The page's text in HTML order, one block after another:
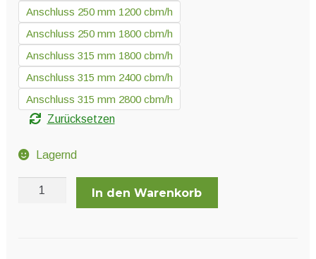
Anschluss 250 mm 1200 cbm/h
Anschluss 250 mm 1800 cbm/h
Anschluss 315 mm 1800 cbm/h
Anschluss 315 mm 2400 cbm/h
Anschluss 315 mm 2800 cbm/h
Zurücksetzen
Lagernd
Vorfiltervlies
In den Warenkorb